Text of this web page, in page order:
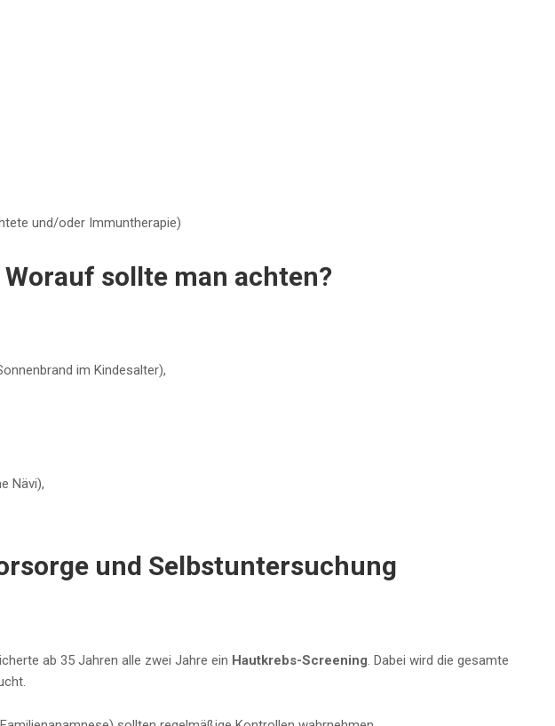
und/oder Immuntherapie)
sollte man achten?
im Kindesalter),
Nävi),
und Selbstuntersuchung
ab 35 Jahren alle zwei Jahre ein Hautkrebs-Screening. Dabei wird die gesamte